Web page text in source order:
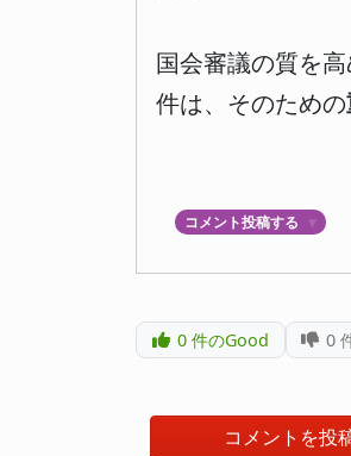
国会審議の質を
件は、そのための
コメント投稿する ▼
0件のGood 0
コメントを投